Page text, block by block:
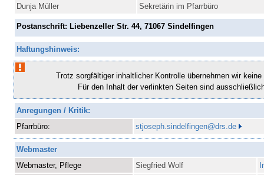
Dunja Müller
Sekretärin im Pfarrbüro
Postanschrift: Liebenzeller Str. 44, 71067 Sindelfingen
Haftungshinweis:
Trotz sorgfältiger inhaltlicher Kontrolle übernehmen wir
Für den Inhalt der verlinkten Seiten sind
Anregungen / Kritik:
Pfarrbüro:
stjoseph.sindelfingen@drs.de
Webmaster
Webmaster, Pflege
Siegfried Wolf